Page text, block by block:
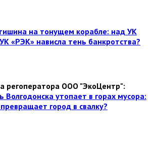
на тонущем корабле: над УК
«РЭК» нависла тень банкротства?
регоператора ООО "ЭкоЦентр":
Волгодонска утопает в горах мусора:
город в свалку?